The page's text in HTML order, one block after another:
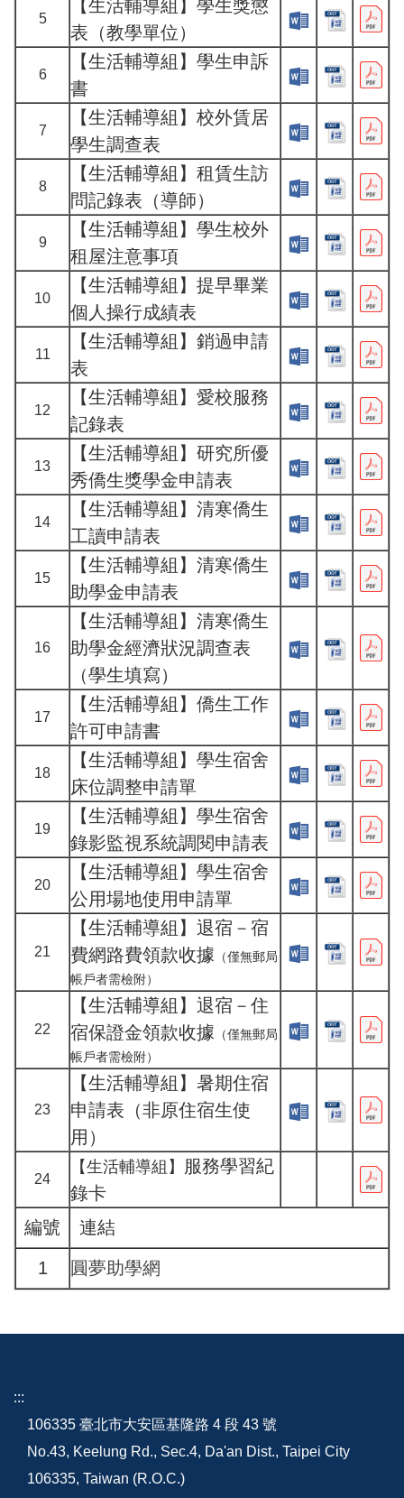
5
【生活輔導組】學生獎懲
表（教學單位）
6
【生活輔導組】學生申訴
書
7
【生活輔導組】校外賃居
學生調查表
8
【生活輔導組】租賃生訪
問記錄表（導師）
9
【生活輔導組】學生校外
租屋注意事項
10
【生活輔導組】提早畢業
個人操行成績表
11
【生活輔導組】銷過申請
表
12
【生活輔導組】愛校服務
記錄表
13
【生活輔導組】研究所優
秀僑生獎學金申請表
14
【生活輔導組】清寒僑生
工讀申請表
15
【生活輔導組】清寒僑生
助學金申請表
16
【生活輔導組】清寒僑生
助學金經濟狀況調查表
（學生填寫）
17
【生活輔導組】僑生工作
許可申請書
18
【生活輔導組】學生宿舍
床位調整申請單
19
【生活輔導組】學生宿舍
錄影監視系統調閱申請表
20
【生活輔導組】學生宿舍
公用場地使用申請單
21
【生活輔導組】退宿－宿
費網路費領款收據 （僅無郵局
帳戶者需檢附）
22
【生活輔導組】退宿－住
宿保證金領款收據 （僅無郵局
帳戶者需檢附）
23
【生活輔導組】暑期住宿
申請表（非原住宿生使
用）
24
【生活輔導組】 服務學習紀
錄卡
編號
連結
1 圓夢助學網
:::
106335 臺北市大安區基隆路 4 段 43 號
No.43, Keelung Rd., Sec.4, Da'an Dist., Taipei City
106335, Taiwan (R.O.C.)